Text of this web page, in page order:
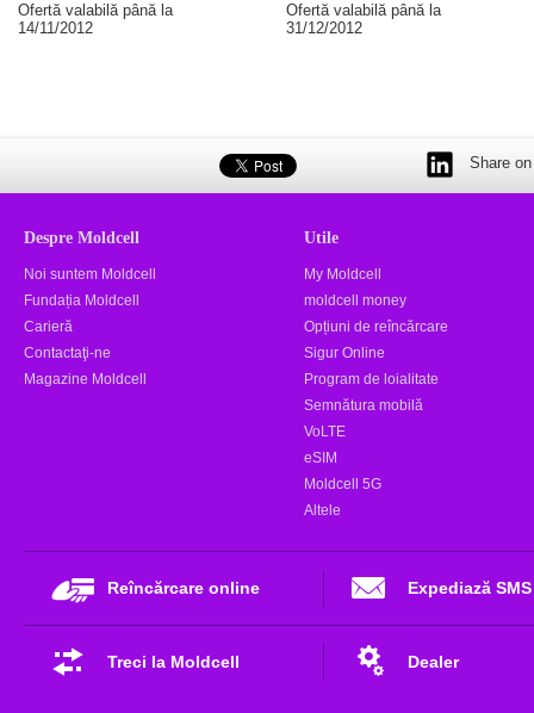
Ofertă valabilă până la
14/11/2012
Ofertă valabilă până la
31/12/2012
Share
Despre Moldcell
Noi suntem Moldcell
Fundația Moldcell
Carieră
Contactaţi-ne
Magazine Moldcell
Utile
My Moldcell
moldcell money
Opțiuni de reîncărcare
Sigur Online
Program de loialitate
Semnătura mobilă
VoLTE
eSIM
Moldcell 5G
Altele
Reîncărcare online Expediază SMS
Treci la Moldcell Dealer